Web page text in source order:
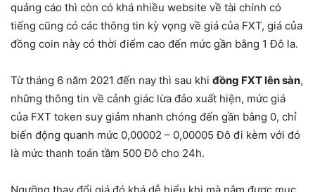
quảng cáo thì còn có khá nhiều website về tài chính có
tiếng cũng có các thông tin kỳ vọng về giá của FXT, giá của
đồng coin này có thời điểm cao đến mức gần bằng 1 Đô la.
Từ tháng 6 năm 2021 đến nay thì sau khi đồng FXT lên sàn,
những thông tin về cảnh giác lừa đảo xuất hiện, mức giá
của FXT token suy giảm nhanh chóng đến gần bằng 0, chỉ
biến động quanh mức 0,00002 – 0,00005 Đô đi kèm với đó
là mức thanh toán tầm 500 Đô cho 24h.